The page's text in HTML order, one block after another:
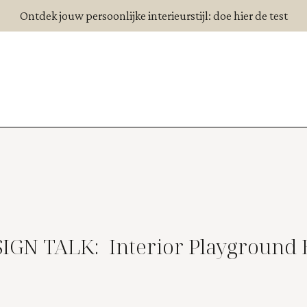
Ontdek jouw persoonlijke interieurstijl: doe hier de test
TALK: Interior Playground